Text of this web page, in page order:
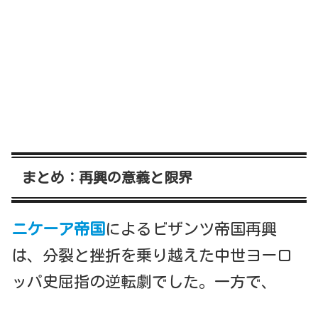
まとめ：再興の意義と限界
ニケーア帝国 によるビザンツ帝国再興
は、分裂と挫折を乗り越えた中世ヨーロ
ッパ史屈指の逆転劇でした。一方で、